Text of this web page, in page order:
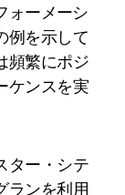
ォーメーシ
例を示して
頻繁にポジ
ケンスを実
ター・シテ
ランを利用